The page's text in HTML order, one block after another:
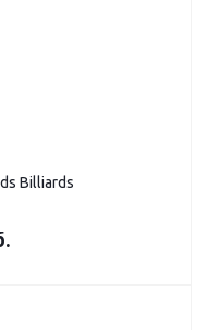
Billiards